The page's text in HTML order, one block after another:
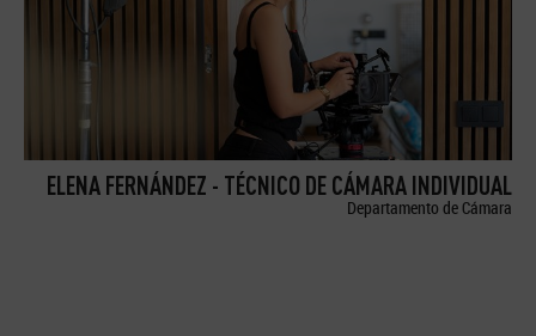
ELENA FERNÁNDEZ - TÉCNICO DE CÁMARA INDIVIDUAL
Departamento de Cámara